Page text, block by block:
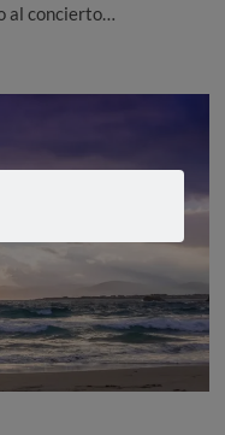
al concierto…